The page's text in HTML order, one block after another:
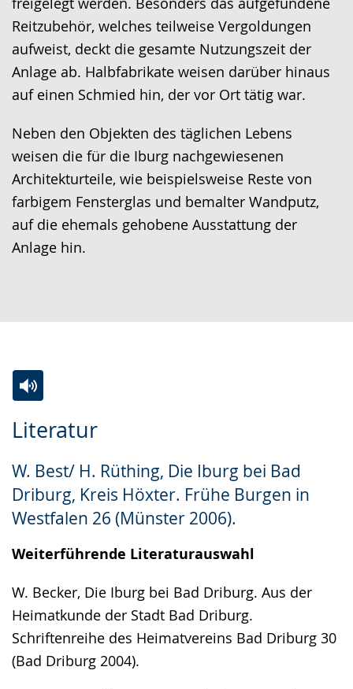
Reitzubehör, welches teilweise Vergoldungen
aufweist, deckt die gesamte Nutzungszeit der
Anlage ab. Halbfabrikate weisen darüber hinaus
auf einen Schmied hin, der vor Ort tätig war.
Neben den Objekten des täglichen Lebens
weisen die für die Iburg nachgewiesenen
Architekturteile, wie beispielsweise Reste von
farbigem Fensterglas und bemalter Wandputz,
auf die ehemals gehobene Ausstattung der
Anlage hin.
Literatur
W. Best/ H. Rüthing, Die Iburg bei Bad
Driburg, Kreis Höxter. Frühe Burgen in
Westfalen 26 (Münster 2006).
Weiterführende Literaturauswahl
W. Becker, Die Iburg bei Bad Driburg. Aus der
Heimatkunde der Stadt Bad Driburg.
Schriftenreihe des Heimatvereins Bad Driburg 30
(Bad Driburg 2004).
Leichten
wechseln.
Audio-
Video
Deutscher
Gebärdensprache
wird
angezeigt.